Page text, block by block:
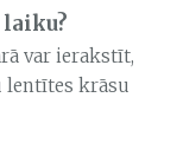
var ierakstīt,
lentītes krāsu